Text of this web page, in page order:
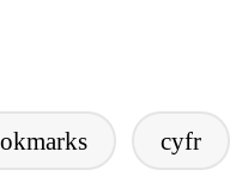
cyfr